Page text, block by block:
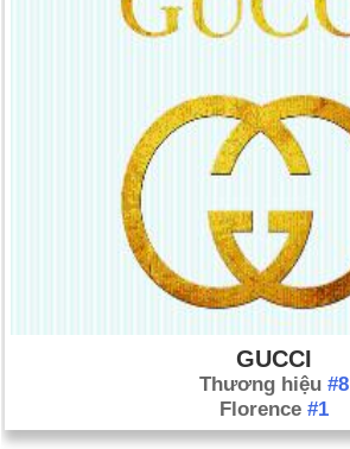
GUCCI
Thương hiệu #8
Florence #1